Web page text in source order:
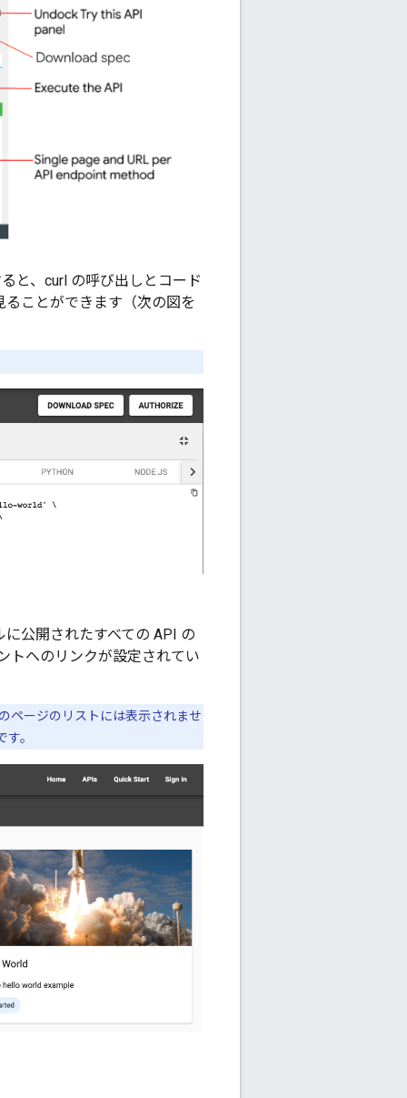
と、curl の呼び出しとコード
ことができます（次の図を
公開されたすべての API の
トへのリンクが設定されてい
ページのリストには表示されませ
。